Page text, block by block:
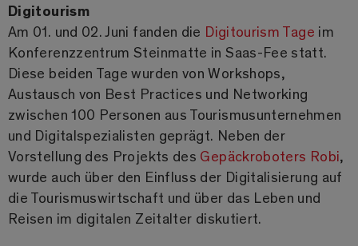
Digitourism
Am 01. und 02. Juni fanden die Digitourism Tage im
Konferenzzentrum Steinmatte in Saas-Fee statt.
Diese beiden Tage wurden von Workshops,
Austausch von Best Practices und Networking
zwischen 100 Personen aus Tourismusunternehmen
und Digitalspezialisten geprägt. Neben der
Vorstellung des Projekts des Gepäckroboters Robi,
wurde auch über den Einfluss der Digitalisierung auf
die Tourismuswirtschaft und über das Leben und
Reisen im digitalen Zeitalter diskutiert.